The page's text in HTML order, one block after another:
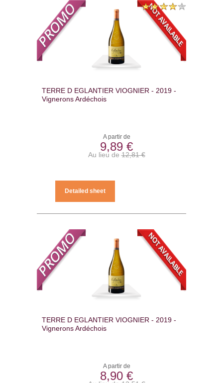
TERRE D EGLANTIER VIOGNIER - 2019 -
Vignerons Ardéchois
A partir de
9,89 €
Au lieu de12,81 €
Detailed sheet
TERRE D EGLANTIER VIOGNIER - 2019 -
Vignerons Ardéchois
A partir de
8,90 €